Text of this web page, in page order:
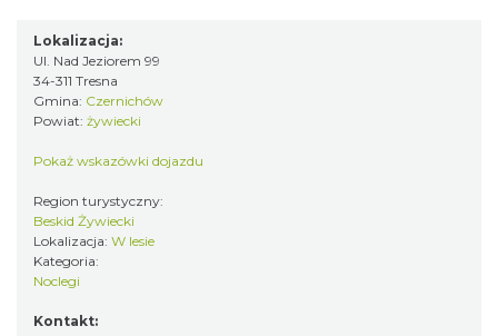
Lokalizacja:
Ul. Nad Jeziorem 99
34-311 Tresna
Gmina: Czernichów
Powiat: żywiecki
Pokaż wskazówki dojazdu
Region turystyczny:
Beskid Żywiecki
Lokalizacja: W lesie
Kategoria:
Noclegi
Kontakt: